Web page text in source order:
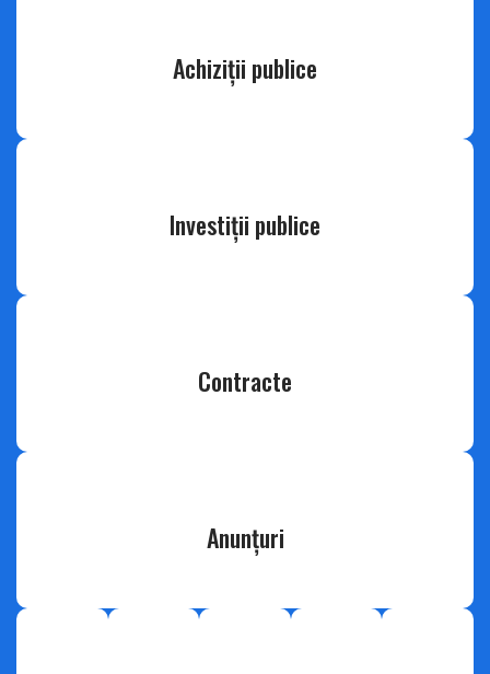
Achiziţii publice
Investiţii publice
Contracte
Anunțuri